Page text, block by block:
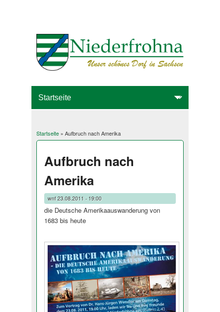
Sie sind hier
Startseite» Aufbruch nach Amerika
Aufbruch nach
Amerika
wnf23.08.2011 - 19:00
die Deutsche Amerikaauswanderung von
1683 bis heute